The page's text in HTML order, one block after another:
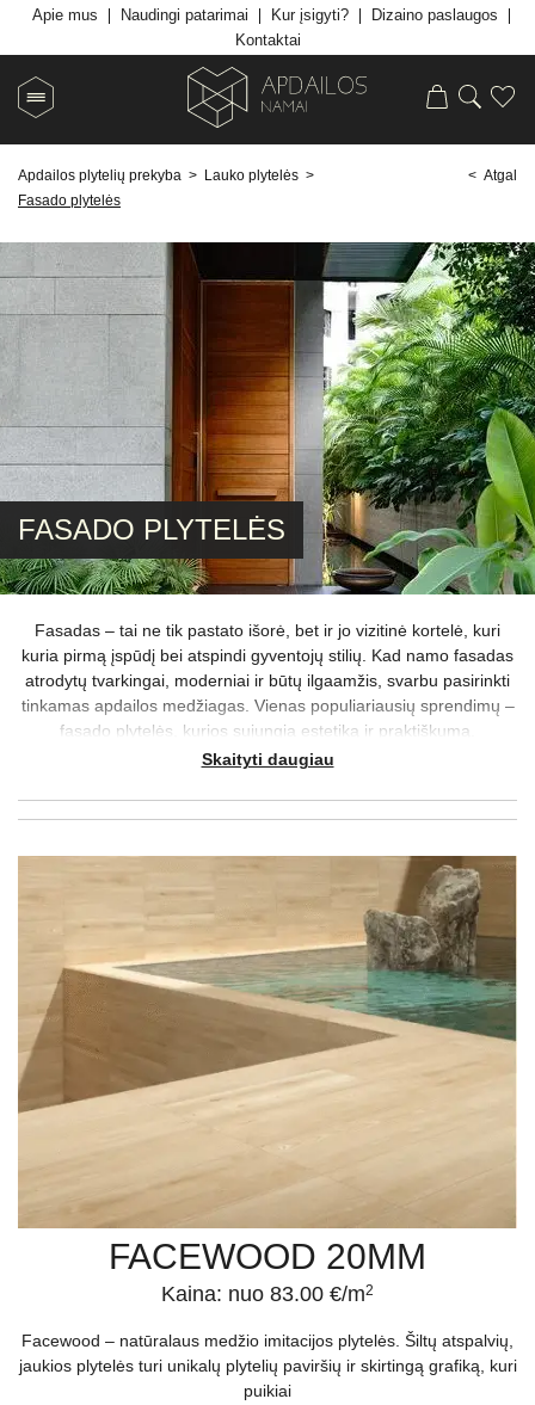
Apie mus Naudingi patarimai Kur įsigyti?
Dizaino paslaugos
Kontaktai
Apdailos plytelių prekyba > Lauko plytelės >
Fasado plytelės
< Atgal
FASADO PLYTELĖS
Fasadas – tai ne tik pastato išorė, bet ir jo vizitinė kortelė, kuri
kuria pirmą įspūdį bei atspindi gyventojų stilių. Kad namo fasadas
atrodytų tvarkingai, moderniai ir būtų ilgaamžis, svarbu pasirinkti
tinkamas apdailos medžiagas. Vienas populiariausių sprendimų –
fasado plytelės, kurios sujungia estetiką ir praktiškumą.
„Apdailos namai“ klientams siūlo kruopščiai atrinktą
statybos, tiek renovuojamiems namams. Čia rasite ne tik klasikinio
medžio imitacijos plytelių
ir kitų tipų plytelių,
išsiskiriančių aukšta kokybe bei tvarumu.
Abejojantiems dėl vieno ar kito sprendimo siūlome pasikonsultuoti
– mielai pagelbėsime Jums renkantis plyteles fasadui.
Plytelės fasadui prieinama kaina siūlomos „Apdailos namai“
salone Vilniuje – kviečiame užsukti ir apsižvalgyti!
Skaityti daugiau
FACEWOOD 20MM
Kaina: nuo 83.00 €/m2
Facewood – natūralaus medžio imitacijos plytelės. Šiltų atspalvių,
jaukios plytelės turi unikalų plytelių paviršių ir skirtingą grafiką, kuri
puikiai